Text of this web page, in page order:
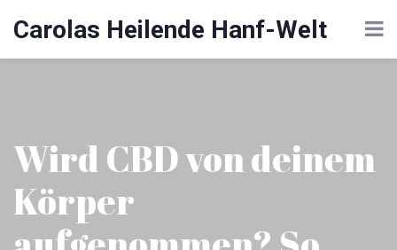
Carolas Heilende Hanf-Welt
Wird CBD von deinem
Körper